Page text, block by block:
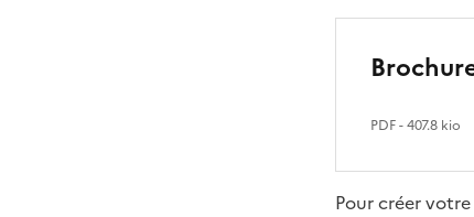
PDF- 407.8 kio
Pour créer